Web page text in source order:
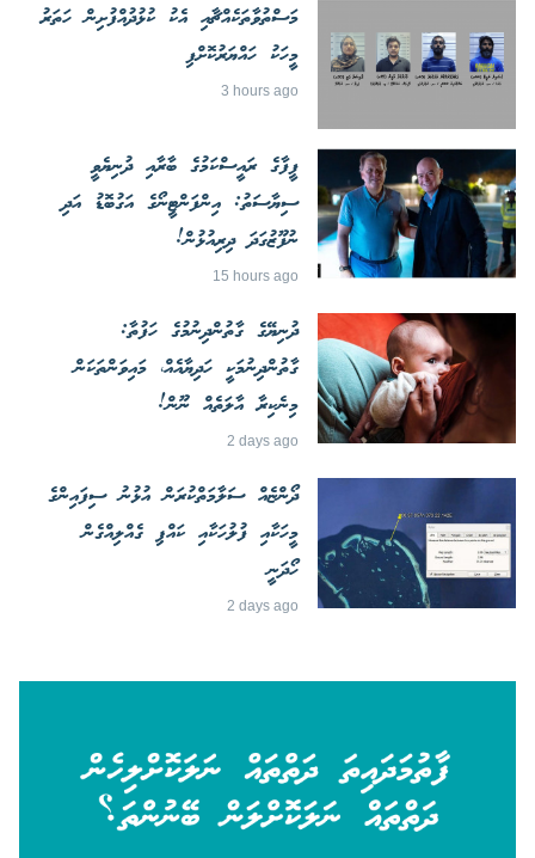
މަސްތުވާތަކެއްޗާއި އެކު ކުޅުދުއްފުށިން ހަތަރު
މީހަކު ހައްޔަރުކޮށްފި
3 hours ago
ފީފާގެ ރައީސްކަމުގެ ބާރާއި ދުނިޔެވީ
ސިޔާސަތު: އިންފަންޓީނޯގެ އަގުބޮޑު އަދި
ނުފޫޒުގަދަ ދިރިއުޅުން!
15 hours ago
ދުނިޔޭގެ ގާތުންދިނުމުގެ ހަފުތާ:
ގާތުންދިނުމަކީ ހަދިޔާއެއް، މައިވަންތަކަން
މިނެކިރާ އާލަތެއް ނޫން!
2 days ago
ދޯންޏެއް ސަލާމަތްކުރަން އުޅުނު ސިފައިންގެ
މީހަކާއި ފުލުހަކާއި ކައްޕި ގެއްލިއްގެން
ހޯދަނީ
2 days ago